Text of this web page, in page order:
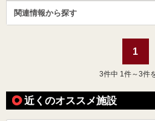
関連情報から探す
1
3件中 1件～3件
近くのオススメ施設